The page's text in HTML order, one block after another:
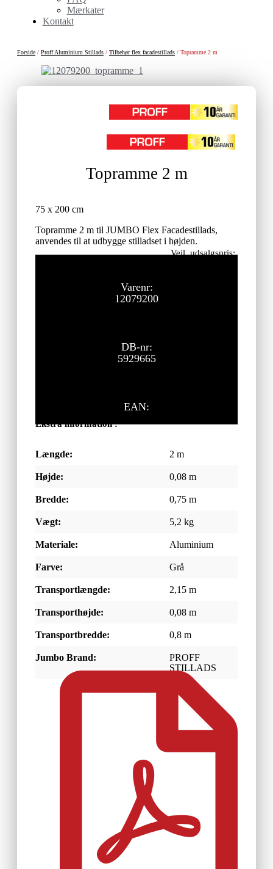
Mærkater
Kontakt
Forside / Proff Aluminium Stillads / Tilbehør flex facadestillads / Topramme 2 m
Topramme 2 m
75 x 200 cm
Topramme 2 m til JUMBO Flex Facadestillads,
anvendes til at udbygge stilladset i højden.
Vejl. udsalgspris:
Varenr:
12079200
DB-nr:
5929665
EAN:
Ekstra information :
Længde: 2 m
Højde: 0,08 m
Bredde: 0,75 m
Vægt: 5,2 kg
Materiale: Aluminium
Farve: Grå
Transportlængde: 2,15 m
Transporthøjde: 0,08 m
Transportbredde: 0,8 m
Jumbo Brand:
PROFF
STILLADS